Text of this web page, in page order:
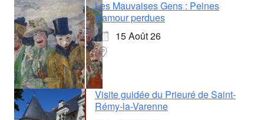
Les Mauvaises Gens : Peines
d'amour perdues
15 Août 26
Visite guidée du Prieuré de Saint-
Rémy-la-Varenne